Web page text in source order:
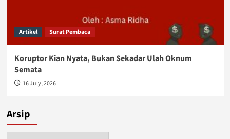
Artikel Surat Pembaca
Koruptor Kian Nyata, Bukan Sekadar Ulah Oknum
Semata
16 July, 2026
Arsip